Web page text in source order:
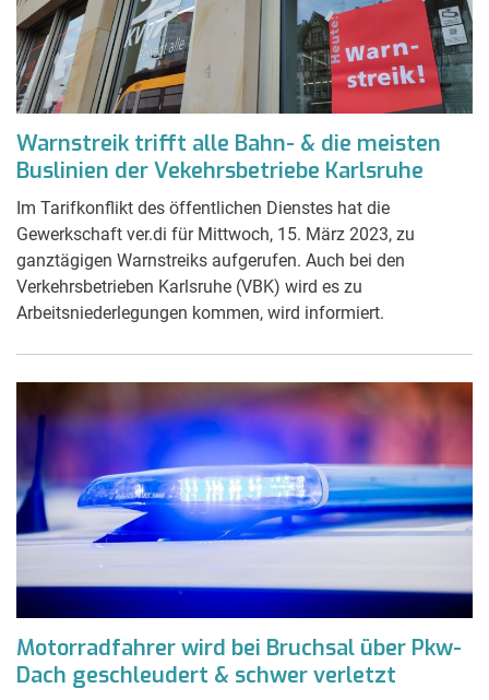
Warnstreik trifft alle Bahn- & die meisten
Buslinien der Vekehrsbetriebe Karlsruhe
Im Tarifkonflikt des öffentlichen Dienstes hat die
Gewerkschaft ver.di für Mittwoch, 15. März 2023, zu
ganztägigen Warnstreiks aufgerufen. Auch bei den
Verkehrsbetrieben Karlsruhe (VBK) wird es zu
Arbeitsniederlegungen kommen, wird informiert.
Motorradfahrer wird bei Bruchsal über Pkw-
Dach geschleudert & schwer verletzt